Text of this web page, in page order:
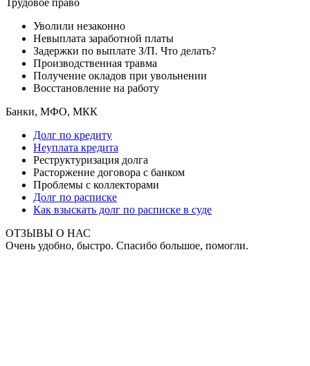
Трудовое право
Уволили незаконно
Невыплата заработной платы
Задержки по выплате З/П. Что делать?
Производственная травма
Получение окладов при увольнении
Восстановление на работу
Банки, МФО, МКК
Долг по кредиту
Неуплата кредита
Реструктуризация долга
Расторжение договора с банком
Проблемы с коллекторами
Долг по расписке
Как взыскать долг по расписке в суде
ОТЗЫВЫ О НАС
Очень удобно, быстро. Спасибо большое, помогли.